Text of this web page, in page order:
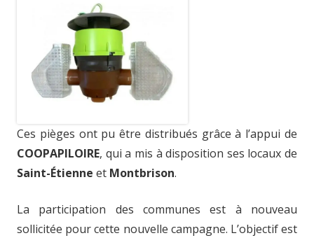
Ces pièges ont pu être distribués grâce à l’appui de
COOPAPILOIRE, qui a mis à disposition ses locaux de
Saint-Étienne et Montbrison.
La participation des communes est à nouveau
sollicitée pour cette nouvelle campagne. L’objectif est